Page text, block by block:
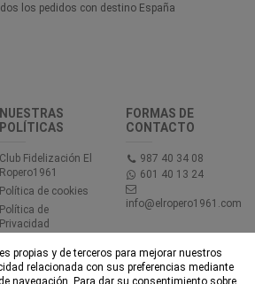
los pedidos con destino España
NUESTRAS
POLÍTICAS
Club Fidelización El
Ropero1961
Política de cookies
Política de
Privacidad
Accesibilidad
FORMAS DE
CONTACTO
987 40 34 08
601 40 13 24
info@elropero1961.com
propias y de terceros para mejorar nuestros
relacionada con sus preferencias mediante
navegación. Para dar su consentimiento sobre